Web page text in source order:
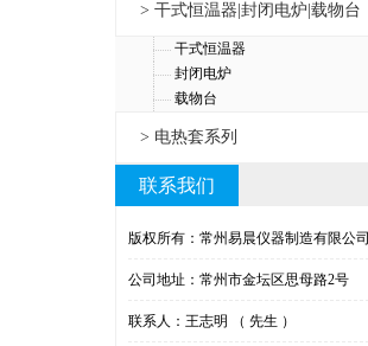
> 干式恒温器|封闭电炉|载物台
干式恒温器
封闭电炉
载物台
> 电热套系列
联系我们
版权所有：常州易晨仪器制造有限公司
公司地址：常州市金坛区思母路2号
联系人：王志明 （ 先生 ）